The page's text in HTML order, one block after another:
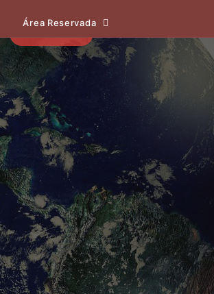
Área Reservada